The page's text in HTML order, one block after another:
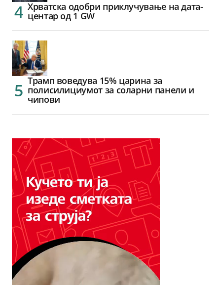
Хрватска одобри приклучување на дата-
центар од 1 GW
Трамп воведува 15% царина за
полисилициумот за соларни панели и
чипови